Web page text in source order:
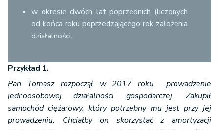
w okresie dwóch lat poprzednich (liczonych
od końca roku poprzedzającego rok założenia
działalności.
Przykład 1.
Pan Tomasz rozpoczął w 2017 roku prowadzenie
jednoosobowej działalności gospodarczej. Zakupił
samochód ciężarowy, który potrzebny mu jest przy jej
prowadzeniu. Chciałby on skorzystać z amortyzacji